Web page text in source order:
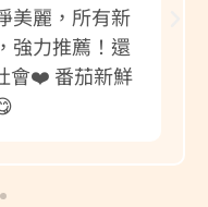
美麗，所有新
強力推薦！還
會❤️ 番茄新鮮